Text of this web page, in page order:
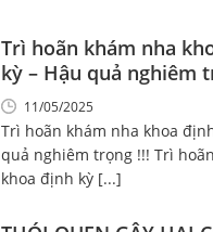
Trì hoãn khám nha
kỳ – Hậu quả nghiêm
11/05/2025
Trì hoãn khám nha khoa
quả nghiêm trọng !!! Trì
khoa định kỳ [...]